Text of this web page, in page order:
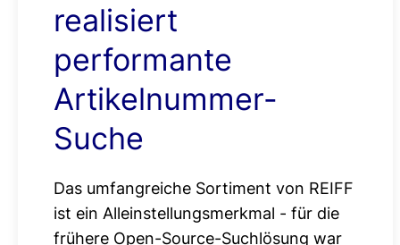
realisiert
performante
Artikelnummer-
Suche
Das umfangreiche Sortiment von REIFF
ist ein Alleinstellungsmerkmal - für die
frühere Open-Source-Suchlösung war